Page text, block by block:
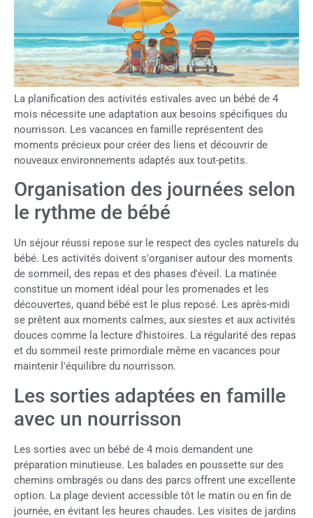
La planification des activités estivales avec un bébé de 4
mois nécessite une adaptation aux besoins spécifiques du
nourrisson. Les vacances en famille représentent des
moments précieux pour créer des liens et découvrir de
nouveaux environnements adaptés aux tout-petits.
Organisation des journées selon
le rythme de bébé
Un séjour réussi repose sur le respect des cycles naturels du
bébé. Les activités doivent s'organiser autour des moments
de sommeil, des repas et des phases d'éveil. La matinée
constitue un moment idéal pour les promenades et les
découvertes, quand bébé est le plus reposé. Les après-midi
se prêtent aux moments calmes, aux siestes et aux activités
douces comme la lecture d'histoires. La régularité des repas
et du sommeil reste primordiale même en vacances pour
maintenir l'équilibre du nourrisson.
Les sorties adaptées en famille
avec un nourrisson
Les sorties avec un bébé de 4 mois demandent une
préparation minutieuse. Les balades en poussette sur des
chemins ombragés ou dans des parcs offrent une excellente
option. La plage devient accessible tôt le matin ou en fin de
journée, en évitant les heures chaudes. Les visites de jardins